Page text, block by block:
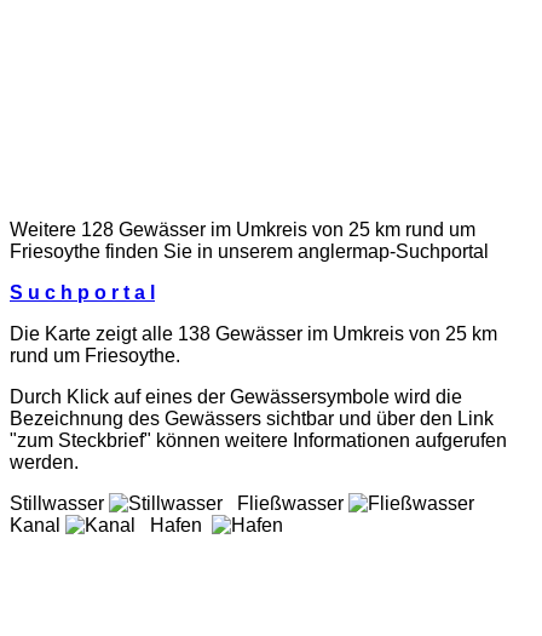
Weitere 128 Gewässer im Umkreis von 25 km rund um
Friesoythe finden Sie in unserem anglermap-Suchportal
S u c h p o r t a l
Die Karte zeigt alle 138 Gewässer im Umkreis von 25 km
rund um Friesoythe.
Durch Klick auf eines der Gewässersymbole wird die
Bezeichnung des Gewässers sichtbar und über den Link
"zum Steckbrief" können weitere Informationen aufgerufen
werden.
Stillwasser
Fließwasser
Kanal
Hafen